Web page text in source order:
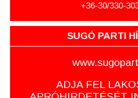
+36-30/330-
SUGÓ PARTI
ADJA FEL